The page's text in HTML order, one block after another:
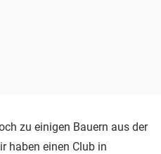
zu einigen Bauern aus der
haben einen Club in